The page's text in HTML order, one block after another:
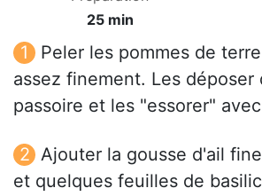
25 min
Peler les pommes de
assez finement. Les déposer
passoire et les "essorer"
Ajouter la gousse d'ail
et quelques feuilles de